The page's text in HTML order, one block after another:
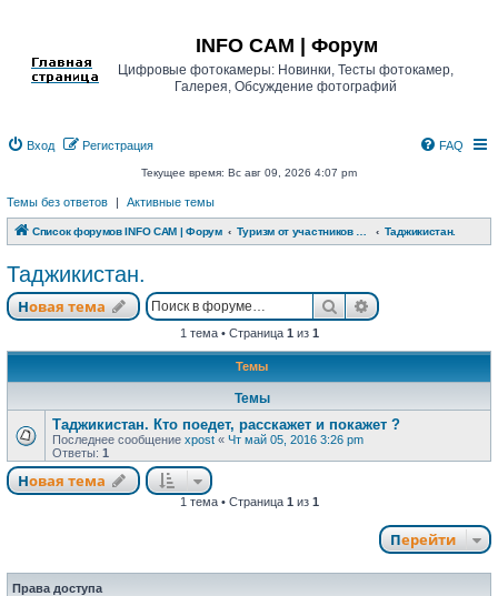
INFO CAM | Форум
Цифровые фотокамеры: Новинки, Тесты фотокамер,
Галерея, Обсуждение фотографий
Вход Регистрация FAQ
Текущее время: Вс авг 09, 2026 4:07 pm
Темы без ответов | Активные темы
Список форумов INFO CAM | Форум Таджикистан.
Таджикистан.
Новая тема
Новаятема ПоискРасширенный
1 тема • Страница 1 из 1
Темы
Темы
Таджикистан. Кто поедет, расскажет и покажет ?
Последнее сообщение xpost « Чт май 05, 2016 3:26 pm
Ответы: 1
Новая тема
Новаятема
1 тема • Страница 1 из 1
Перейти
Права доступа